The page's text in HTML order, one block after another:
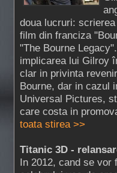
doua lucruri:
film din franciza
"The Bourne
implicarea lui Gilroy
clar in privinta
Bourne, dar in cazul
Universal Pictures,
care costa in
toata stirea >>
Titanic 3D -
In 2012, cand se vor